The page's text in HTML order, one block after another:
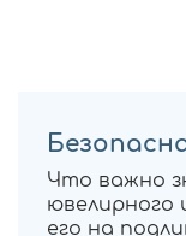
Что важно
ювелирного
его на